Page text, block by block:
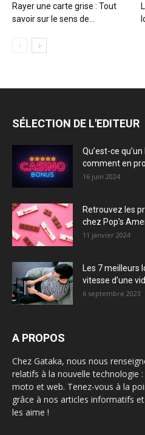
Rayer une carte grise : Tout
savoir sur le sens de...
SÉLECTION DE L'EDITEUR
Qu’est-ce
comment en
16 juin 2024
Retrouvez les
chez Pop’s
11 janvier 2024
Les 7 meilleurs
vitesse d’une
6 septembre 2023
A PROPOS
Chez Gataka, nous nous
relatifs à la nouvelle technologie
moto et web. Tenez-vous à la
grâce à nos articles informatifs
les aime !